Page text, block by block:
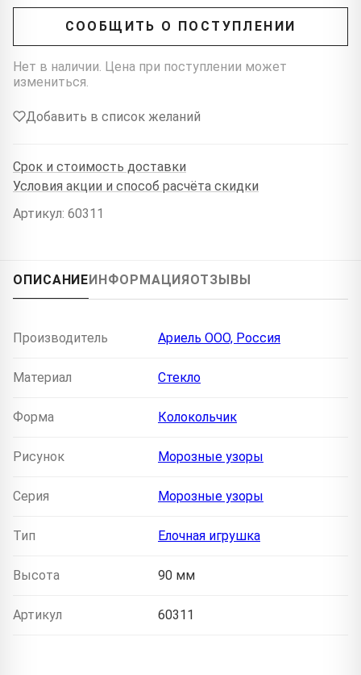
СООБЩИТЬ О ПОСТУПЛЕНИИ
Нет в наличии. Цена при поступлении может
измениться.
Добавить в список желаний
Срок и стоимость доставки
Условия акции и способ расчёта скидки
Артикул: 60311
ОПИСАНИЕИНФОРМАЦИЯОТЗЫВЫ
Производитель Ариель ООО, Россия
Материал Стекло
Форма Колокольчик
Рисунок Морозные узоры
Серия Морозные узоры
Тип Елочная игрушка
Высота 90 мм
Артикул 60311